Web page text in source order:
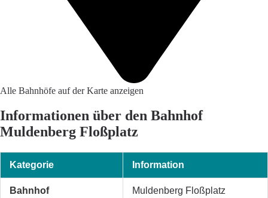
Alle Bahnhöfe auf der Karte anzeigen
Informationen über den Bahnhof
Muldenberg Floßplatz
Kategorie Information
Bahnhof Muldenberg Floßplatz